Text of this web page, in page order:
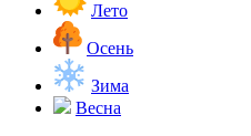
Лето
Осень
Зима
Весна